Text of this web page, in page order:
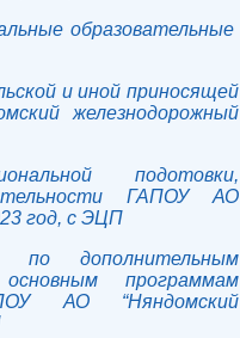
образовательные
и иной приносящей
железнодорожный
подотовки,
ГАПОУ АО
год, с ЭЦП
дополнительным
программам
АО “Няндомский